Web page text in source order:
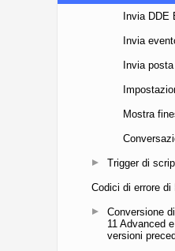
Invia DDE
Invia
Invia posta
Mostra
Trigger di
Codici di errore di
Conversione
11 Advanced
versioni